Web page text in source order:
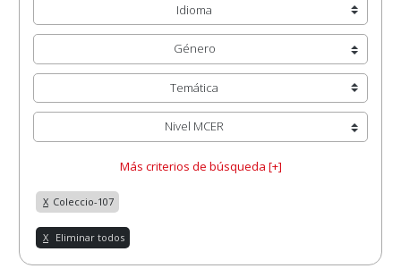
Idioma
Género
Temática
Nivel MCER
Más criterios de búsqueda [+]
X Coleccio-107
X Eliminar todos